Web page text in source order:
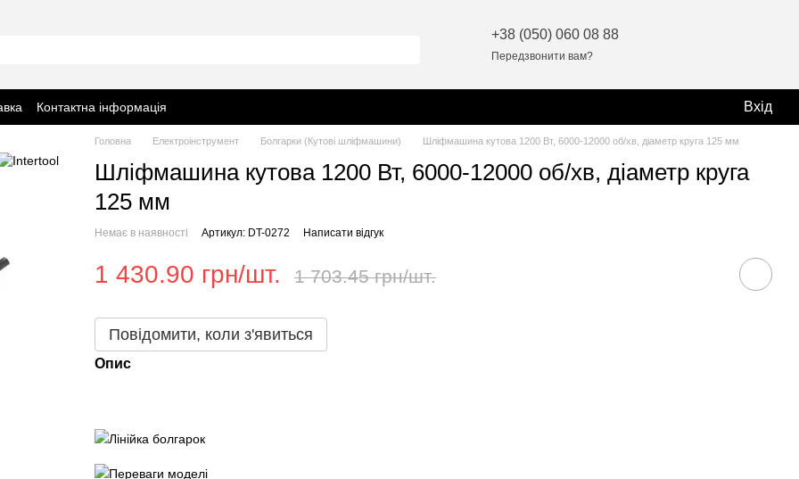
+38 (050) 060 08 88
Передзвонити вам?
Контактна інформація Вхід
Головна Електроінструмент Болгарки (Кутові шліфмашини) Шліфмашина кутова 1200 Вт, 6000-12000 об/хв, діаметр круга 125 мм
Шліфмашина кутова 1200 Вт, 6000-12000 об/хв, діаметр круга
125 мм
Немає в наявності Артикул: DT-0272 Написати відгук
1 430.90 грн/шт. 1 703.45 грн/шт.
Повідомити, коли з'явиться
Опис